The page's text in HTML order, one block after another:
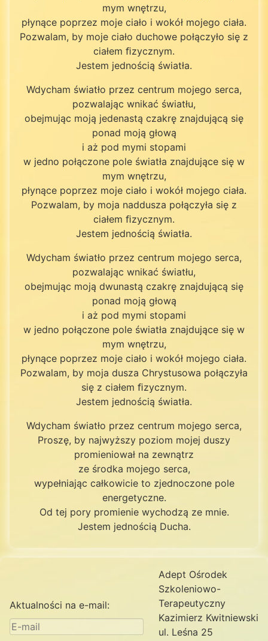
mym wnętrzu,
płynące poprzez moje ciało i wokół mojego ciała.
Pozwalam, by moje ciało duchowe połączyło się z
ciałem ﬁzycznym.
Jestem jednością światła.
Wdycham światło przez centrum mojego serca,
pozwalając wnikać światłu,
obejmując moją jedenastą czakrę znajdującą się
ponad moją głową
i aż pod mymi stopami
w jedno połączone pole światła znajdujące się w
mym wnętrzu,
płynące poprzez moje ciało i wokół mojego ciała.
Pozwalam, by moja naddusza połączyła się z
ciałem ﬁzycznym.
Jestem jednością światła.
Wdycham światło przez centrum mojego serca,
pozwalając wnikać światłu,
obejmując moją dwunastą czakrę znajdującą się
ponad moją głową
i aż pod mymi stopami
w jedno połączone pole światła znajdujące się w
mym wnętrzu,
płynące poprzez moje ciało i wokół mojego ciała.
Pozwalam, by moja dusza Chrystusowa połączyła
się z ciałem ﬁzycznym.
Jestem jednością światła.
Wdycham światło przez centrum mojego serca,
Proszę, by najwyższy poziom mojej duszy
promieniował na zewnątrz
ze środka mojego serca,
wypełniając całkowicie to zjednoczone pole
energetyczne.
Od tej pory promienie wychodzą ze mnie.
Jestem jednością Ducha.
Aktualności na e-mail:
Adept Ośrodek
Szkoleniowo-
Terapeutyczny
Kazimierz Kwitniewski
ul. Leśna 25